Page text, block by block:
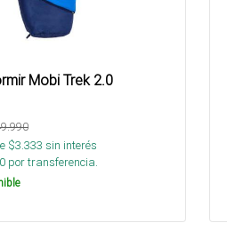
Mobi Trek 2.0
$3.333 sin interés
por transferencia.